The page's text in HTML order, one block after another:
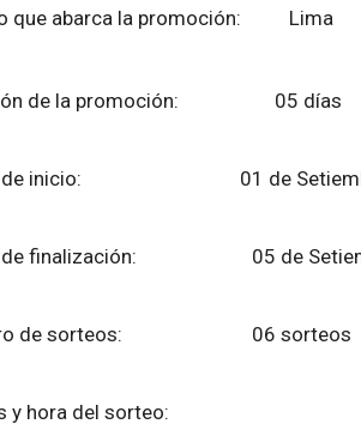
que abarca la promoción: Lima
de la promoción: 05 días
de inicio: 01 de
de finalización: 05 de
de sorteos: 06 sorteos
y hora del sorteo: